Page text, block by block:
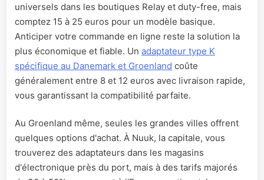
universels dans les boutiques Relay et duty-free, mais
comptez 15 à 25 euros pour un modèle basique.
Anticiper votre commande en ligne reste la solution la
plus économique et fiable. Un adaptateur type K
spécifique au Danemark et Groenland coûte
généralement entre 8 et 12 euros avec livraison rapide,
vous garantissant la compatibilité parfaite.
Au Groenland même, seules les grandes villes offrent
quelques options d'achat. À Nuuk, la capitale, vous
trouverez des adaptateurs dans les magasins
d'électronique près du port, mais à des tarifs majorés